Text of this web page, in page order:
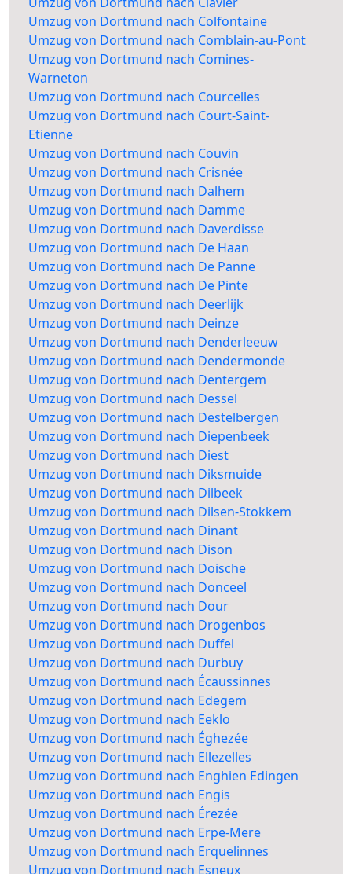
Umzug von Dortmund nach Colfontaine
Umzug von Dortmund nach Comblain-au-Pont
Umzug von Dortmund nach Comines-
Warneton
Umzug von Dortmund nach Courcelles
Umzug von Dortmund nach Court-Saint-
Etienne
Umzug von Dortmund nach Couvin
Umzug von Dortmund nach Crisnée
Umzug von Dortmund nach Dalhem
Umzug von Dortmund nach Damme
Umzug von Dortmund nach Daverdisse
Umzug von Dortmund nach De Haan
Umzug von Dortmund nach De Panne
Umzug von Dortmund nach De Pinte
Umzug von Dortmund nach Deerlijk
Umzug von Dortmund nach Deinze
Umzug von Dortmund nach Denderleeuw
Umzug von Dortmund nach Dendermonde
Umzug von Dortmund nach Dentergem
Umzug von Dortmund nach Dessel
Umzug von Dortmund nach Destelbergen
Umzug von Dortmund nach Diepenbeek
Umzug von Dortmund nach Diest
Umzug von Dortmund nach Diksmuide
Umzug von Dortmund nach Dilbeek
Umzug von Dortmund nach Dilsen-Stokkem
Umzug von Dortmund nach Dinant
Umzug von Dortmund nach Dison
Umzug von Dortmund nach Doische
Umzug von Dortmund nach Donceel
Umzug von Dortmund nach Dour
Umzug von Dortmund nach Drogenbos
Umzug von Dortmund nach Duffel
Umzug von Dortmund nach Durbuy
Umzug von Dortmund nach Écaussinnes
Umzug von Dortmund nach Edegem
Umzug von Dortmund nach Eeklo
Umzug von Dortmund nach Éghezée
Umzug von Dortmund nach Ellezelles
Umzug von Dortmund nach Enghien Edingen
Umzug von Dortmund nach Engis
Umzug von Dortmund nach Érezée
Umzug von Dortmund nach Erpe-Mere
Umzug von Dortmund nach Erquelinnes
Umzug von Dortmund nach Esneux